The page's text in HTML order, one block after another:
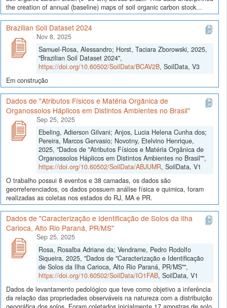
the creation of annual (baseline) maps of soil organic carbon stock...
Brazilian Soil Dataset 2024
Nov 8, 2025
Samuel-Rosa, Alessandro; Horst, Taciara Zborowski, 2025,
"Brazilian Soil Dataset 2024",
https://doi.org/10.60502/SoilData/BCAV2B, SoilData, V3
Em construção
Dados de "Atributos Físicos e Matéria Orgânica de
Organossolos Háplicos em Distintos Ambientes no Brasil"
Sep 25, 2025
Ebeling, Adierson Gilvani; Anjos, Lucia Helena Cunha dos;
Pereira, Marcos Gervasio; Novotny, Etelvino Henrique,
2025, "Dados de "Atributos Físicos e Matéria Orgânica de
Organossolos Háplicos em Distintos Ambientes no Brasil"",
https://doi.org/10.60502/SoilData/ABJUMR, SoilData, V1
O trabalho possui 8 eventos e 38 camadas, os dados são
georreferenciados, os dados possuem análise física e quimica, foram
realizadas as coletas nos estados do RJ, MA e PR.
Dados de "Caracterização e Identificação de Solos da Ilha
Carioca, Alto Rio Paraná, PR/MS"
Sep 25, 2025
Rosa, Rosalba Adriane da; Vendrame, Pedro Rodolfo
Siqueira, 2025, "Dados de "Caracterização e Identificação
de Solos da Ilha Carioca, Alto Rio Paraná, PR/MS"",
https://doi.org/10.60502/SoilData/IO1FAB, SoilData, V1
Dados de levantamento pedológico que teve como objetivo a inferência
da relação das propriedades observáveis na natureza com a distribuição